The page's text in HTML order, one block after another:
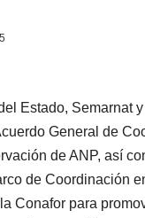
Estado, Semarnat
General de
de ANP, así
de Coordinación
Conafor para